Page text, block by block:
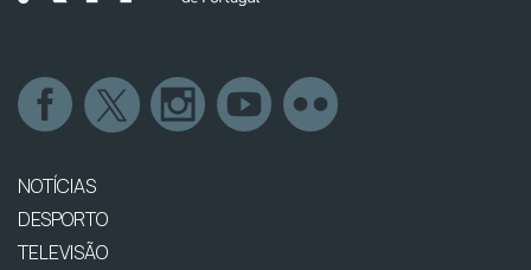
NOTÍCIAS
DESPORTO
TELEVISÃO